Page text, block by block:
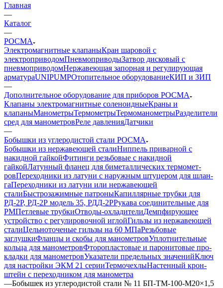
Главная
—
Каталог
—
РОСМА
Электромагнитные клапаныКран шаровой с
электроприводомПневмоприводыЗатвор дисковый с
пневмоприводомНержавеющая запорная и регулирующая
арматураUNIPUMPОтопительное оборудованиеКИП и ЗИП
—
Дополнительное оборудование для приборов РОСМА
Клапаны электромагнитные соленоидныеКраны и
клапаныМанометрыТермометрыТермоманометрыРазделители
сред для манометровРеле давленияДатчики
—
Бобышки из уг­ле­ро­дис­той стали РОСМА
Бобышки из нер­жа­вею­щей сталиНиппель при­вар­ной с
накидной гайкойФитинги резьбовые с накидной
гайкойЛатунный фла­нец для би­ме­тал­ли­чес­ких тер­мо­мет­
ровПереходники из ла­ту­ни с на­руж­ным шту­це­ром для шлан­
гаПереходники из ла­ту­ни или нер­жа­вею­щей
сталиБыстрозажимные патроныКапиллярные трубки для
РД-2Р, РД-2Р модель 35, РДД-2РРукава сое­ди­ни­тель­ные для
РМПетлевые трубкиОтводы-охладителиДемпфи­рую­щее
устрой­ство с ре­гу­ли­ро­воч­ной иглойГильзы из нер­жа­вею­щей
сталиЦельноточеные гильзы на 60 МПаРезьбовые
заглушкиФланцы и скобы для манометровУплотнительные
коль­ца для ма­но­мет­ровФторопласто­вые и паро­ни­то­вые про­
кладки для ма­но­мет­ровУказатели пре­дель­ных зна­че­нийКлюч
для на­строй­ки ЭКМ 21 серииТермочехлыНастен­ный крон­
штейн с пере­ход­ни­ком для ма­но­мет­ра
—Бобышек из уг­ле­ро­дис­той стали № 11 БП-ТМ-100-М20×1,5